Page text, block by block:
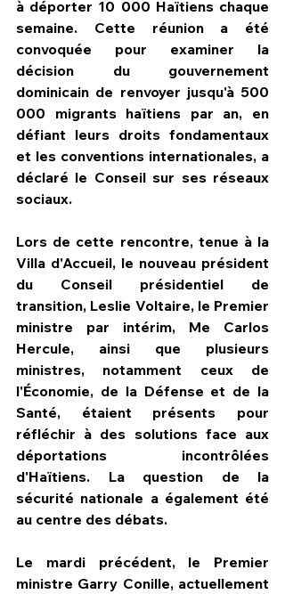
à déporter 10 000 Haïtiens chaque
semaine. Cette réunion a été
convoquée pour examiner la
décision du gouvernement
dominicain de renvoyer jusqu'à 500
000 migrants haïtiens par an, en
défiant leurs droits fondamentaux
et les conventions internationales, a
déclaré le Conseil sur ses réseaux
sociaux.
Lors de cette rencontre, tenue à la
Villa d'Accueil, le nouveau président
du Conseil présidentiel de
transition, Leslie Voltaire, le Premier
ministre par intérim, Me Carlos
Hercule, ainsi que plusieurs
ministres, notamment ceux de
l'Économie, de la Défense et de la
Santé, étaient présents pour
réfléchir à des solutions face aux
déportations incontrôlées
d'Haïtiens. La question de la
sécurité nationale a également été
au centre des débats.
Le mardi précédent, le Premier
ministre Garry Conille, actuellement